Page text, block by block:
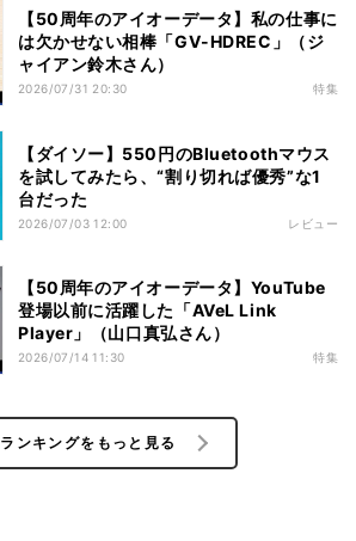
【50周年のアイオーデータ】私の仕事に
は欠かせない相棒「GV-HDREC」（ジ
ャイアン鈴木さん）
2026/07/31 20:30 特集
【ダイソー】550円のBluetoothマウス
を試してみたら、“割り切れば優秀”な1
台だった
2026/07/03 12:00 レビュー
【50周年のアイオーデータ】YouTube
登場以前に活躍した「AVeL Link
Player」（山口真弘さん）
2026/07/14 11:30 特集
ランキングをもっと見る